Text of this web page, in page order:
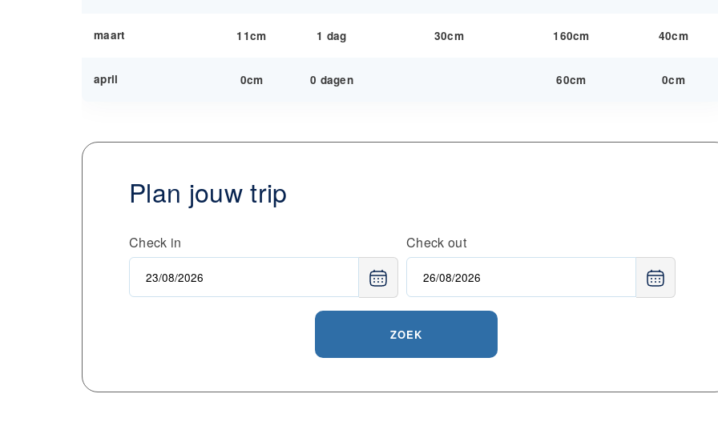
maart 11cm 1 dag 30cm 160cm 40cm
april 0cm 0 dagen 60cm 0cm
Plan jouw trip
Check in Check out
ZOEK